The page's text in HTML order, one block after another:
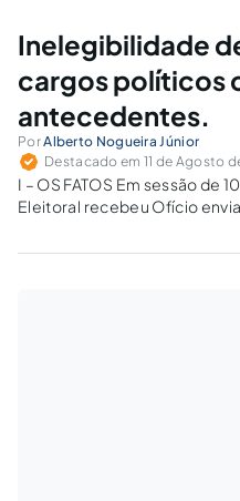
Inelegibilidade
cargos políticos
antecedentes.
PorAlberto Nogueira Júnior
Destacado em 11 de Agosto
I – OS FATOS Em sessão de
Eleitoral recebeu Ofício
Pessoa – PB – e decidiu